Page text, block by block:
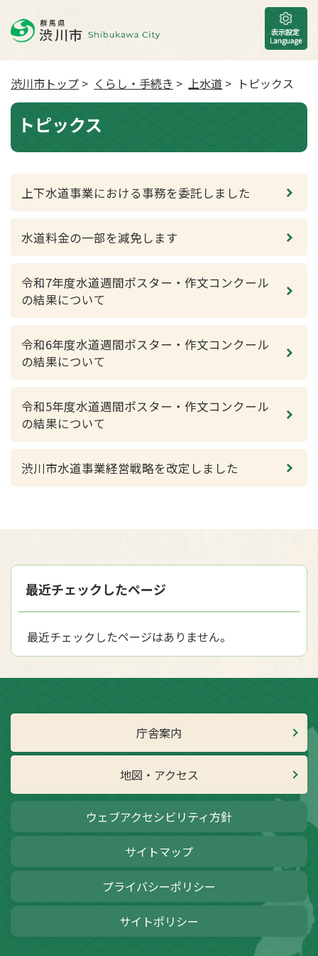
渋川市トップ > くらし・手続き > 上水道 > トピックス
トピックス
上下水道事業における事務を委託しました
水道料金の一部を減免します
令和7年度水道週間ポスター・作文コンクール
の結果について
令和6年度水道週間ポスター・作文コンクール
の結果について
令和5年度水道週間ポスター・作文コンクール
の結果について
渋川市水道事業経営戦略を改定しました
最近チェックしたページ
最近チェックしたページはありません。
庁舎案内
地図・アクセス
ウェブアクセシビリティ方針
サイトマップ
プライバシーポリシー
サイトポリシー